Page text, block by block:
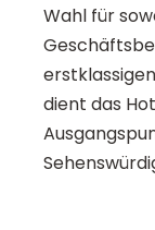
Wahl für
dient das